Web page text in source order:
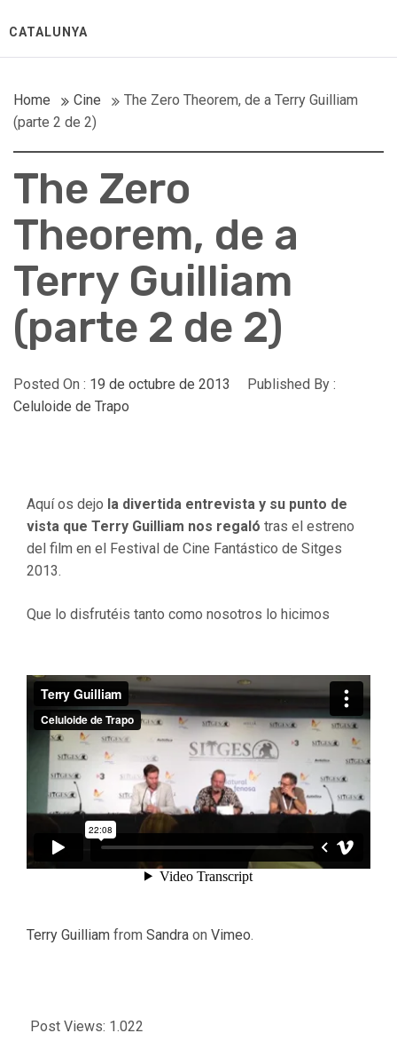
CATALUNYA
Home Cine
The Zero Theorem, de a Terry Guilliam
(parte 2 de 2)
The Zero
Theorem, de a
Terry Guilliam
(parte 2 de 2)
Posted On : 19 de octubre de 2013
Published By :
Celuloide de Trapo
Aquí os dejo la divertida entrevista y su punto de
vista que Terry Guilliam nos regaló tras el estreno
del film en el Festival de Cine Fantástico de Sitges
2013.
Que lo disfrutéis tanto como nosotros lo hicimos
Terry Guilliam from Sandra on Vimeo.
Post Views: 1.022